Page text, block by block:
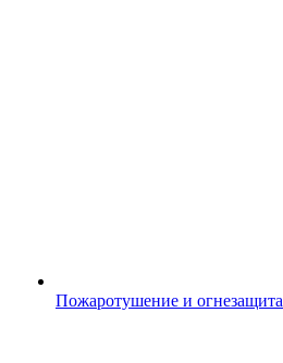
Пожаротушение и огнезащита